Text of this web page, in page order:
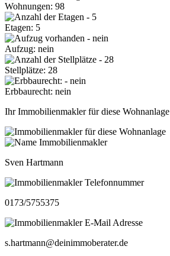
Wohnungen: 98
Etagen: 5
Aufzug: nein
Stellplätze: 28
Erbbaurecht: nein
Ihr Immobilienmakler für diese Wohnanlage
Sven Hartmann
0173/5755375
s.hartmann@deinimmoberater.de